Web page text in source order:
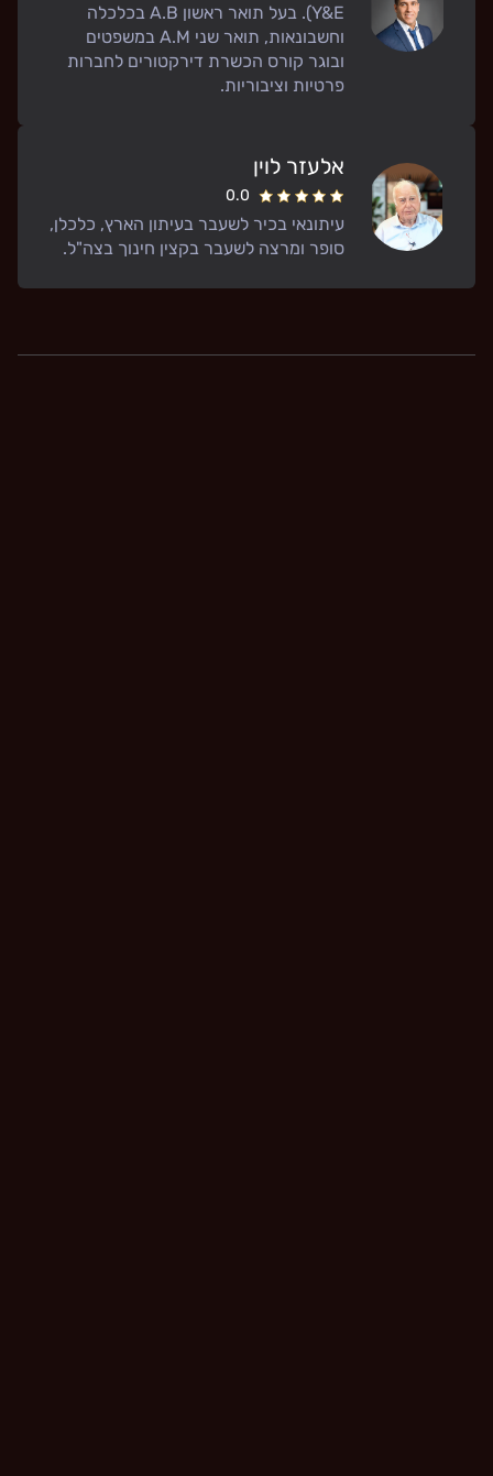
Y&E). בעל תואר ראשון A.B בכלכלה
וחשבונאות, תואר שני A.M במשפטים
ובוגר קורס הכשרת דירקטורים לחברות
פרטיות וציבוריות.
אלעזר לוין
0.0
עיתונאי בכיר לשעבר בעיתון הארץ, כלכלן,
סופר ומרצה לשעבר בקצין חינוך בצה"ל.